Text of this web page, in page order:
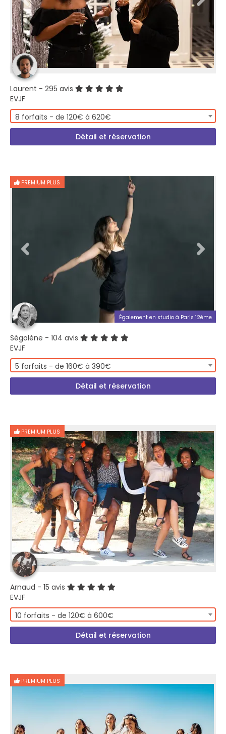
Laurent - 295 avis
EVJF
8 forfaits - de 120€ à 620€
Détail et réservation
PREMIUM PLUS
Également en studio à Paris 12ème
Ségolène - 104 avis
EVJF
5 forfaits - de 160€ à 390€
Détail et réservation
PREMIUM PLUS
Arnaud - 15 avis
EVJF
10 forfaits - de 120€ à 600€
Détail et réservation
PREMIUM PLUS